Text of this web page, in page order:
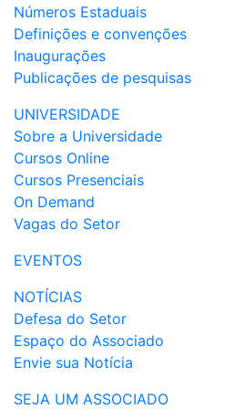
Números Estaduais
Definições e convenções
Inaugurações
Publicações de pesquisas
UNIVERSIDADE
Sobre a Universidade
Cursos Online
Cursos Presenciais
On Demand
Vagas do Setor
EVENTOS
NOTÍCIAS
Defesa do Setor
Espaço do Associado
Envie sua Notícia
SEJA UM ASSOCIADO